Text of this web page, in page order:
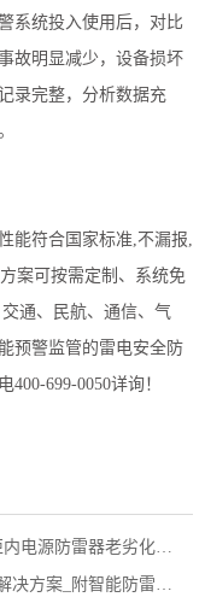
系统投入使用后，对比
故明显减少，设备损坏
录完整，分析数据充
能符合国家标准,不漏报,
案可按需定制、系统免
通、民航、通信、气
预警监管的雷电安全防
699-0050详询！
源防雷器老劣化监测
案_附智能防雷实例！